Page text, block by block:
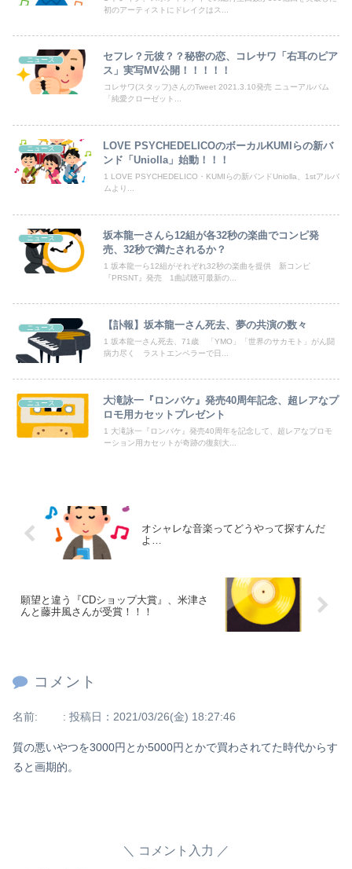
【放送事故】昔のドラマのレ◯プシーン、今見るとアウトすぎる・・・
あはっ、あはっ、SAOⅡの設定Ⅵ打って負けちゃった…
高齢独身彼女無しなのが不思議ってよく言われるけど、女と人付き合いとかめんどくさすぎる
初のアーティストにドレイクはス...
ニュース
セフレ？元彼？？秘密の恋、コレサワ「右耳のピア
ス」実写MV公開！！！！！
コレサワ(スタッフ)さんのTweet 2021.3.10発売 ニューアルバム
「純愛クローゼット...
ニュース
LOVE PSYCHEDELICOのボーカルKUMIらの新バ
ンド「Uniolla」始動！！！
1 LOVE PSYCHEDELICO・KUMIらの新バンドUniolla、1stアルバ
ムより...
ニュース
坂本龍一さんら12組が各32秒の楽曲でコンピ発
売、32秒で満たされるか？
1 坂本龍一ら12組がそれぞれ32秒の楽曲を提供 新コンピ
『PRSNT』発売 1曲試聴可最新の...
ニュース 【訃報】坂本龍一さん死去、夢の共演の数々
1 坂本龍一さん死去、71歳 「YMO」「世界のサカモト」がん闘
病力尽く ラストエンペラーで日...
ニュース
大滝詠一『ロンバケ』発売40周年記念、超レアなプ
ロモ用カセットプレゼント
1 大滝詠一『ロンバケ』発売40周年を記念して、超レアなプロモ
ーション用カセットが奇跡の復刻大...
オシャレな音楽ってどうやって探すんだ
よ…
願望と違う『CDショップ大賞』、米津さ
んと藤井風さんが受賞！！！
コメント
名前: : 投稿日：2021/03/26(金) 18:27:46
質の悪いやつを3000円とか5000円とかで買わされてた時代からす
ると画期的。
コメント入力